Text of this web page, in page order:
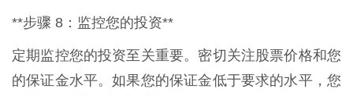
**步骤 8：监控您的投资**
定期监控您的投资至关重要。密切关注股票价格和您
的保证金水平。如果您的保证金低于要求的水平，您